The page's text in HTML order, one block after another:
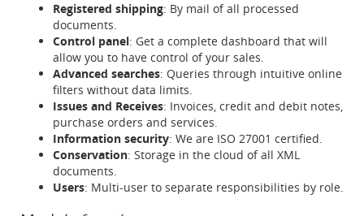
Registered shipping: By mail of all processed
documents.
Control panel: Get a complete dashboard that will
allow you to have control of your sales.
Advanced searches: Queries through intuitive online
filters without data limits.
Issues and Receives: Invoices, credit and debit notes,
purchase orders and services.
Information security: We are ISO 27001 certified.
Conservation: Storage in the cloud of all XML
documents.
Users: Multi-user to separate responsibilities by role.